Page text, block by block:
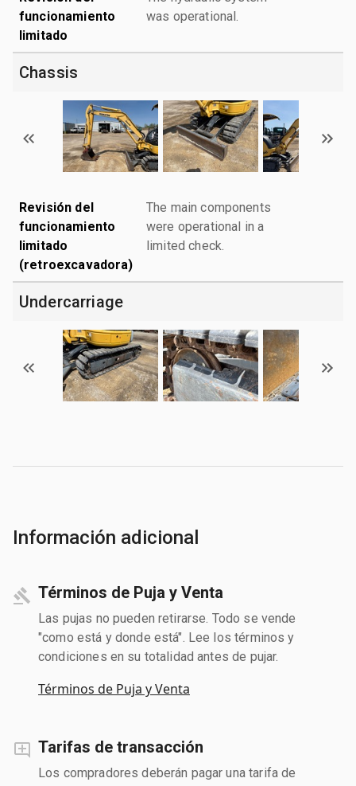
funcionamiento
limitado
was operational.
Chassis
Revisión del
funcionamiento
limitado
(retroexcavadora)
The main components
were operational in a
limited check.
Undercarriage
Información adicional
Términos de Puja y Venta
Las pujas no pueden retirarse. Todo se vende
"como está y donde está". Lee los términos y
condiciones en su totalidad antes de pujar.
Términos de Puja y Venta
Tarifas de transacción
Los compradores deberán pagar una tarifa de